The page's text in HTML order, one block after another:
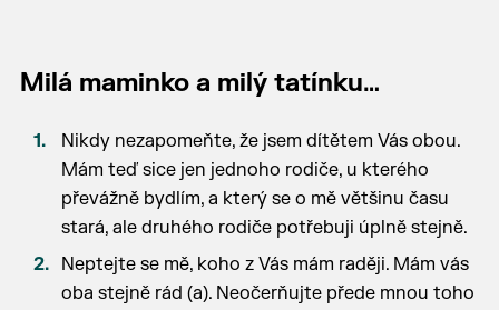
Milá maminko a milý tatínku…
Nikdy nezapomeňte, že jsem dítětem Vás obou.
Mám teď sice jen jednoho rodiče, u kterého
převážně bydlím, a který se o mě většinu času
stará, ale druhého rodiče potřebuji úplně stejně.
Neptejte se mě, koho z Vás mám raději. Mám vás
oba stejně rád (a). Neočerňujte přede mnou toho